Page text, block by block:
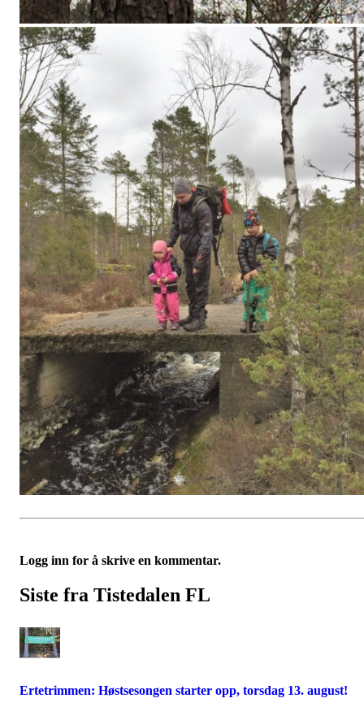
Logg inn for å skrive en kommentar.
Siste fra Tistedalen FL
Ertetrimmen: Høstsesongen starter opp, torsdag 13. august!